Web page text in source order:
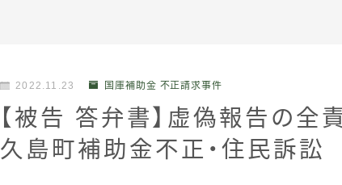
私たちについて
受賞・報道
2022.11.23 国庫補助金 不正請求事件
【被告 答弁書】虚偽報告の
久島町補助金不正・住民訴訟